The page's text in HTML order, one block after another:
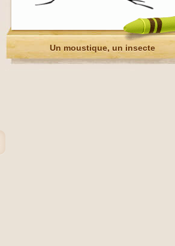
Un moustique, un insecte